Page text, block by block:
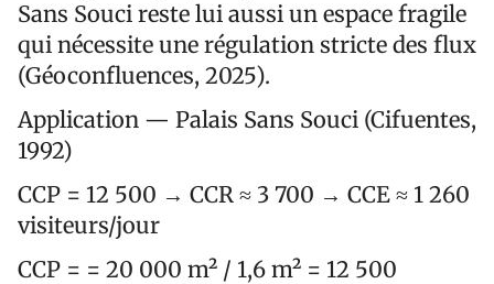
Sans Souci reste lui aussi un espace fragile
qui nécessite une régulation stricte des flux
(Géoconfluences, 2025).
Application — Palais Sans Souci (Cifuentes,
1992)
CCP = 12 500 → CCR ≈ 3 700 → CCE ≈ 1 260
visiteurs/jour
CCP = = 20 000 m² / 1,6 m² = 12 500